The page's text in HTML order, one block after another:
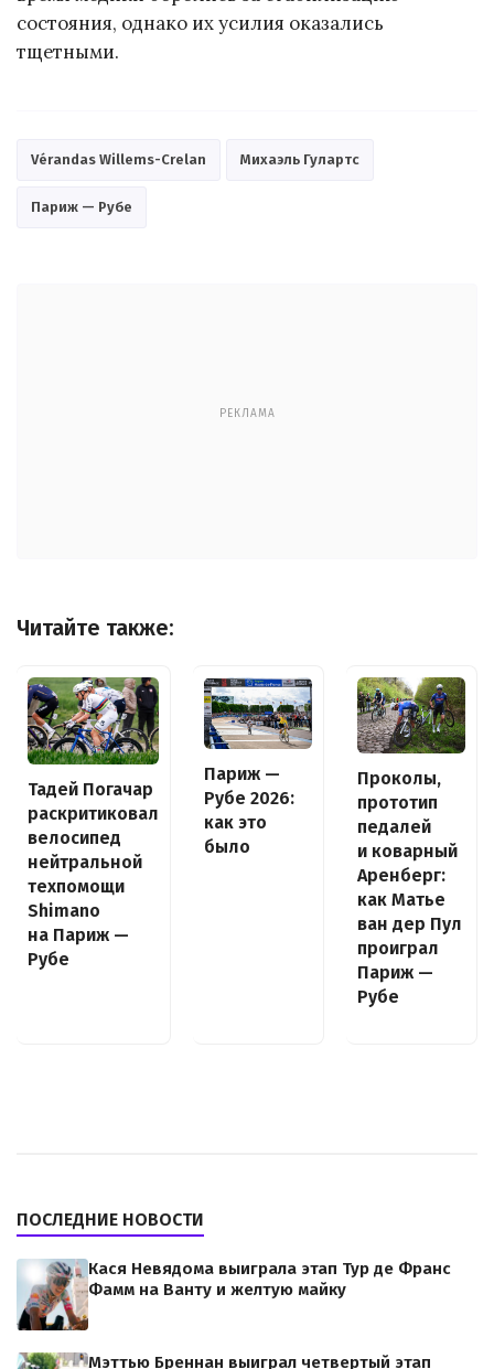
состояния, однако их усилия оказались
тщетными.
Vérandas Willems-Crelan Михаэль Гулартс
Париж — Рубе
РЕКЛАМА
Читайте также:
Тадей Погачар
раскритиковал
велосипед
нейтральной
техпомощи
Shimano
на Париж —
Рубе
Париж —
Рубе 2026:
как это
было
Проколы,
прототип
педалей
и коварный
Аренберг:
как Матье
ван дер Пул
проиграл
Париж —
Рубе
ПОСЛЕДНИЕ НОВОСТИ
Кася Невядома выиграла этап Тур де Франс
Фамм на Ванту и желтую майку
Мэттью Бреннан выиграл четвертый этап